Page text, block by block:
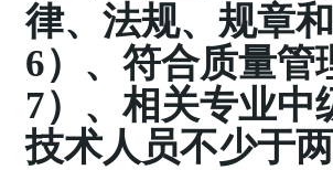
律、法规、规章
6）、符合质量管
7）、相关专业中
技术人员不少于两